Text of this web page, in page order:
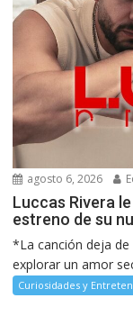
agosto 6, 2026
Luccas Rivera
estreno de su
*La canción deja
explorar un amor
Curiosidades y